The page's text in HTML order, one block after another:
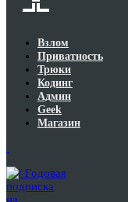
Взлом
Приватность
Трюки
Кодинг
Админ
Geek
Магазин
Годовая
подписка